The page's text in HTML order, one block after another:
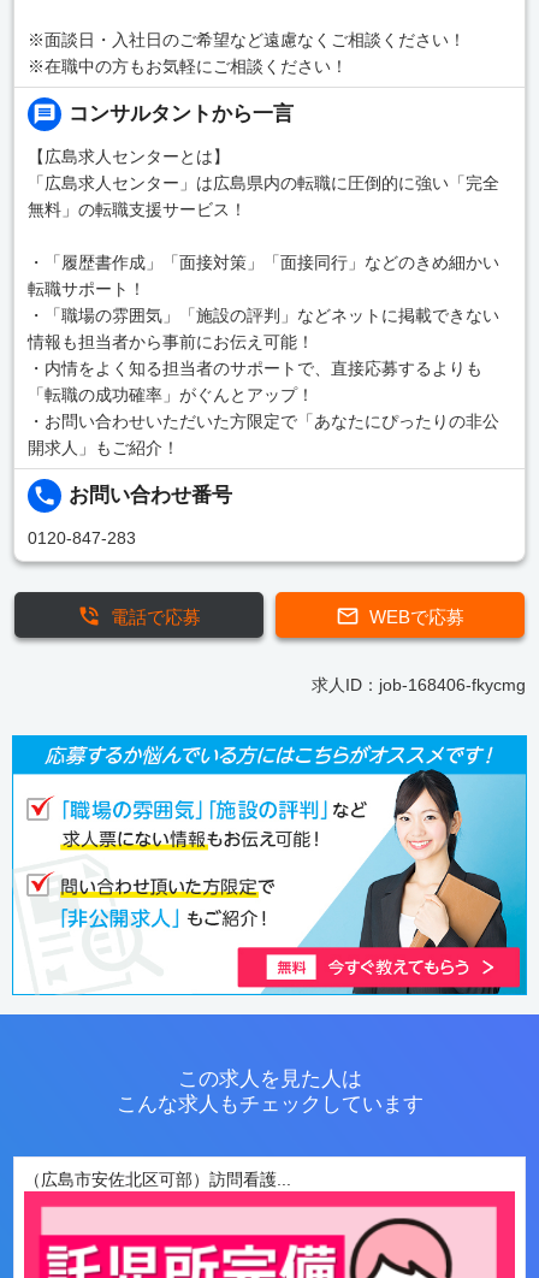
※面談日・入社日のご希望など遠慮なくご相談ください！
※在職中の方もお気軽にご相談ください！
コンサルタントから一言
【広島求人センターとは】
「広島求人センター」は広島県内の転職に圧倒的に強い「完全
無料」の転職支援サービス！
・「履歴書作成」「面接対策」「面接同行」などのきめ細かい
転職サポート！
・「職場の雰囲気」「施設の評判」などネットに掲載できない
情報も担当者から事前にお伝え可能！
・内情をよく知る担当者のサポートで、直接応募するよりも
「転職の成功確率」がぐんとアップ！
・お問い合わせいただいた方限定で「あなたにぴったりの非公
開求人」もご紹介！
お問い合わせ番号
0120-847-283
WEBで応募
電話で応募
求人ID：job-168406-fkycmg
この求人を見た人は
こんな求人もチェックしています
（広島市安佐北区可部）訪問看護...